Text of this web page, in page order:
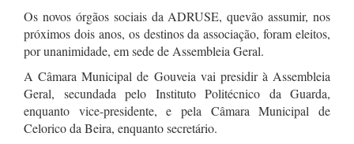
Os novos órgãos sociais da ADRUSE, quevão assumir, nos
próximos dois anos, os destinos da associação, foram eleitos,
por unanimidade, em sede de Assembleia Geral.
A Câmara Municipal de Gouveia vai presidir à Assembleia
Geral, secundada pelo Instituto Politécnico da Guarda,
enquanto vice-presidente, e pela Câmara Municipal de
Celorico da Beira, enquanto secretário.